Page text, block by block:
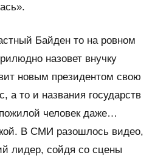
Байден то на ровном
назовет внучку
новым президентом свою
а то и названия государств
человек даже…
В СМИ разошлось видео,
лидер, сойдя со сцены